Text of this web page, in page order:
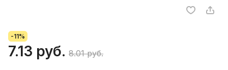
-11%
7.13 руб. 8.01 руб.